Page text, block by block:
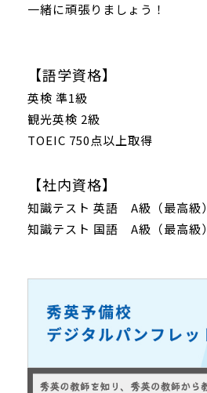
一緒に頑張りましょう！
【語学資格】
英検 準1級
観光英検 2級
TOEIC 750点以上取得
【社内資格】
知識テスト 英語 A級（最高級）
知識テスト 国語 A級（最高級）